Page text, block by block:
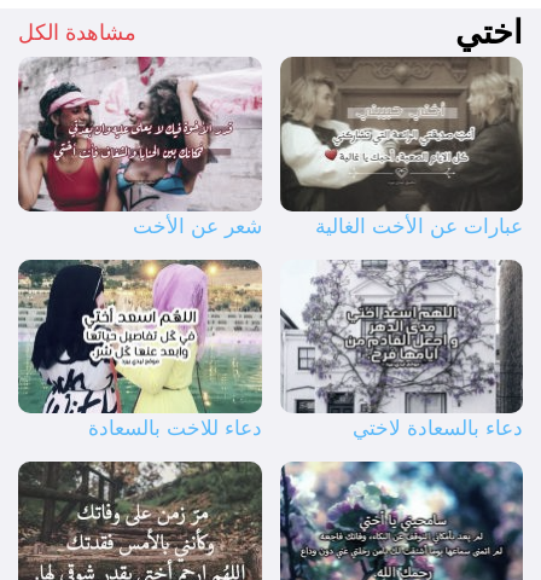
اختي مشاهدة الكل
عبارات عن الأخت الغالية شعر عن الأخت
دعاء بالسعادة لاختي دعاء للاخت بالسعادة